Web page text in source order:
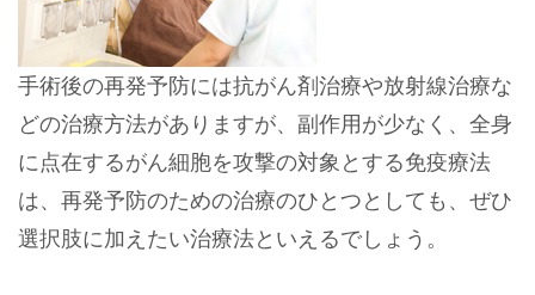
手術後の再発予防には抗がん剤治療や放射線治療な
どの治療方法がありますが、副作用が少なく、全身
に点在するがん細胞を攻撃の対象とする免疫療法
は、再発予防のための治療のひとつとしても、ぜひ
選択肢に加えたい治療法といえるでしょう。